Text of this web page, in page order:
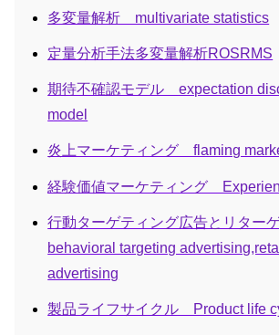
多変量解析 multivariate statistics
定量分析手法多変量解析ROSRMS
期待不確認モデル expectation
model
炎上マーケティング flaming
経験価値マーケティング
行動ターゲティング広告とリター
behavioral targeting
advertising
製品ライフサイクル Product life